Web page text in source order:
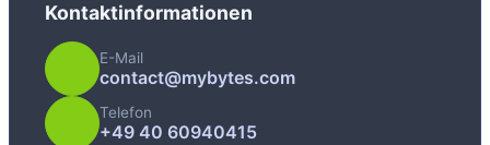
Kontaktinformationen
E-Mail
contact@mybytes.com
Telefon
+49 40 60940415